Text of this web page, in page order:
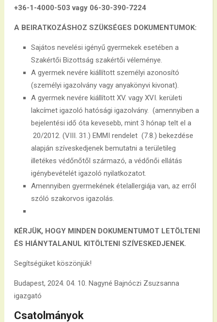
+36-1-4000-503 vagy 06-30-390-7224
A BEIRATKOZÁSHOZ SZÜKSÉGES DOKUMENTUMOK:
Sajátos nevelési igényű gyermekek esetében a
Szakértői Bizottság szakértői véleménye.
A gyermek nevére kiállított személyi azonosító
(személyi igazolvány vagy anyakönyvi kivonat).
A gyermek nevére kiállított XV. vagy XVI. kerületi
lakcímet igazoló hatósági igazolvány. (amennyiben a
bejelentési idő óta kevesebb, mint 3 hónap telt el a
20/2012. (VIII. 31.) EMMI rendelet (7.8.) bekezdése
alapján szíveskedjenek bemutatni a területileg
illetékes védőnőtől származó, a védőnői ellátás
igénybevételét igazoló nyilatkozatot.
Amennyiben gyermekének ételallergiája van, az erről
szóló szakorvos igazolás.
KÉRJÜK, HOGY MINDEN DOKUMENTUMOT LETÖLTENI
ÉS HIÁNYTALANUL KITÖLTENI SZÍVESKEDJENEK.
Segítségüket köszönjük!
Budapest, 2024. 04. 10. Nagyné Bajnóczi Zsuzsanna
igazgató
Csatolmányok